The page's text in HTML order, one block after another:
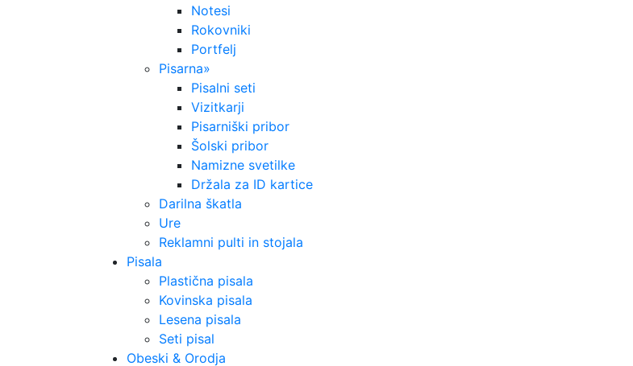
Notesi
Rokovniki
Portfelj
Pisarna»
Pisalni seti
Vizitkarji
Pisarniški pribor
Šolski pribor
Namizne svetilke
Držala za ID kartice
Darilna škatla
Ure
Reklamni pulti in stojala
Pisala
Plastična pisala
Kovinska pisala
Lesena pisala
Seti pisal
Obeski & Orodja